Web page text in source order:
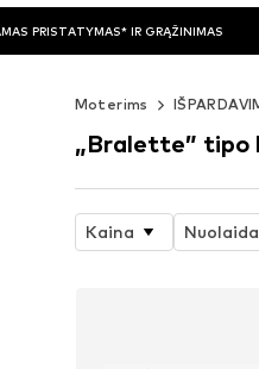
PRISTATYMAS* IR GRĄŽINIMAS
Moterims
„Bralette” tipo
Kaina Nuolaida